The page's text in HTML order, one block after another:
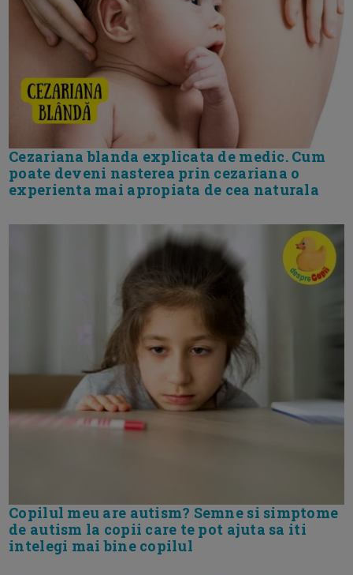
Cezariana blanda explicata de medic. Cum
poate deveni nasterea prin cezariana o
experienta mai apropiata de cea naturala
Copilul meu are autism? Semne si simptome
de autism la copii care te pot ajuta sa iti
intelegi mai bine copilul